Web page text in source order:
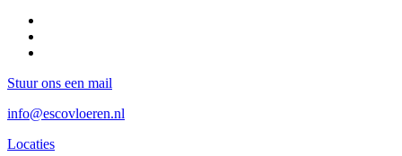
Stuur ons een mail
info@escovloeren.nl
Locaties